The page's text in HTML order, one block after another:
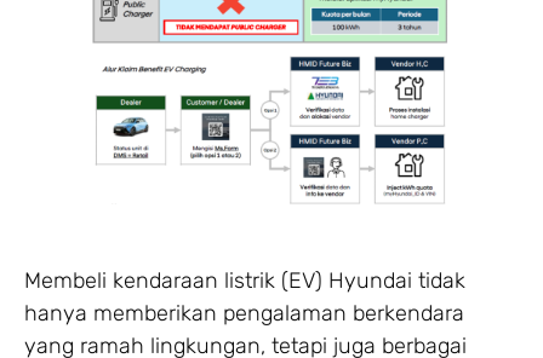
Membeli kendaraan listrik (EV) Hyundai tidak
hanya memberikan pengalaman berkendara
yang ramah lingkungan, tetapi juga berbagai